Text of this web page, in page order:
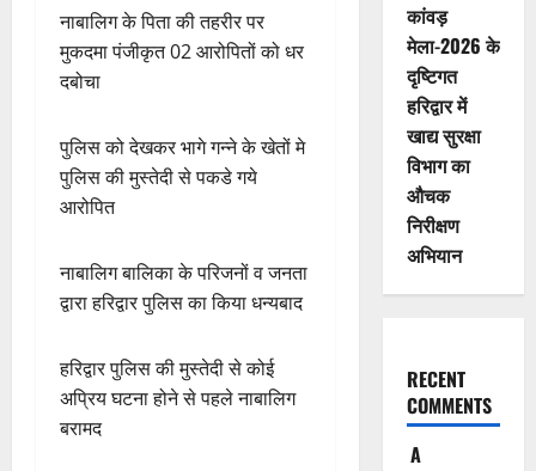
नाबालिग के पिता की तहरीर पर
मुकदमा पंजीकृत 02 आरोपितों को धर
दबोचा
पुलिस को देखकर भागे गन्ने के खेतों मे
पुलिस की मुस्तेदी से पकडे गये
आरोपित
नाबालिग बालिका के परिजनों व जनता
द्वारा हरिद्वार पुलिस का किया धन्यबाद
हरिद्वार पुलिस की मुस्तेदी से कोई
अप्रिय घटना होने से पहले नाबालिग
बरामद
कांवड़
मेला-2026 के
दृष्टिगत
हरिद्वार में
खाद्य सुरक्षा
विभाग का
औचक
निरीक्षण
अभियान
RECENT
COMMENTS
A